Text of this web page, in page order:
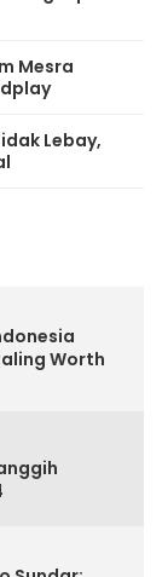
Mesra
Lebay,
Worth